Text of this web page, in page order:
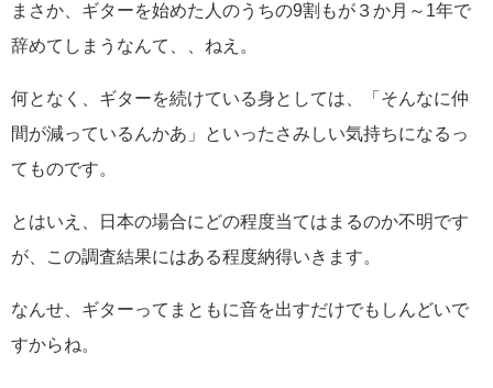
まさか、ギターを始めた人のうちの9割もが３か月～1年で
辞めてしまうなんて、、ねえ。
何となく、ギターを続けている身としては、「そんなに仲
間が減っているんかあ」といったさみしい気持ちになるっ
てものです。
とはいえ、日本の場合にどの程度当てはまるのか不明です
が、この調査結果にはある程度納得いきます。
なんせ、ギターってまともに音を出すだけでもしんどいで
すからね。